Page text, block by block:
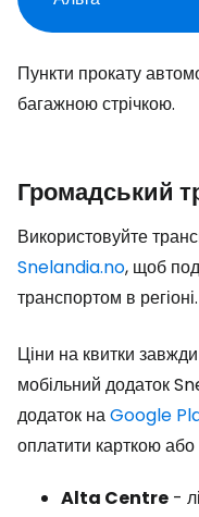
Пункти прокату
багажною стрічкою.
Громадський
Використовуйте
Snelandia.no, щоб
транспортом в регіоні.
Ціни на квитки
мобільний додаток
додаток наGoogle
оплатити карткою або
Alta Centre -